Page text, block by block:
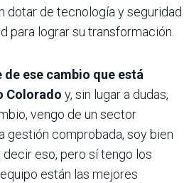
dotar de tecnología y seguridad
para lograr su transformación.
de ese cambio que está
Colorado y, sin lugar a dudas,
vengo de un sector
gestión comprobada, soy bien
eso, pero sí tengo los
están las mejores